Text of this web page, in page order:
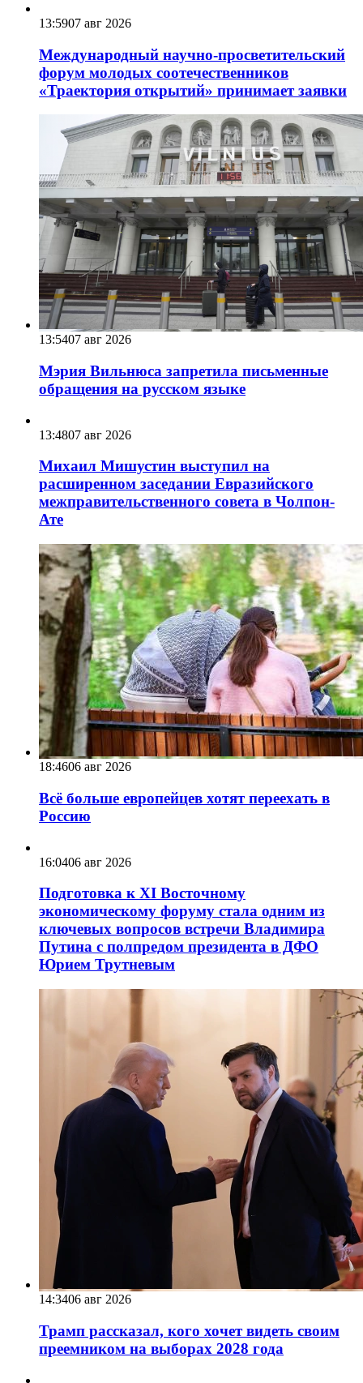
13:5907 авг 2026
Международный научно-просветительский
форум молодых соотечественников
«Траектория открытий» принимает заявки
13:5407 авг 2026
Мэрия Вильнюса запретила письменные
обращения на русском языке
13:4807 авг 2026
Михаил Мишустин выступил на
расширенном заседании Евразийского
межправительственного совета в Чолпон-
Ате
18:4606 авг 2026
Всё больше европейцев хотят переехать в
Россию
16:0406 авг 2026
Подготовка к XI Восточному
экономическому форуму стала одним из
ключевых вопросов встречи Владимира
Путина с полпредом президента в ДФО
Юрием Трутневым
14:3406 авг 2026
Трамп рассказал, кого хочет видеть своим
преемником на выборах 2028 года